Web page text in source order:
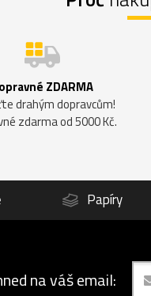
ZDARMA
drahým dopravcům!
zdarma od 5000 Kč.
Papíry
na váš email: